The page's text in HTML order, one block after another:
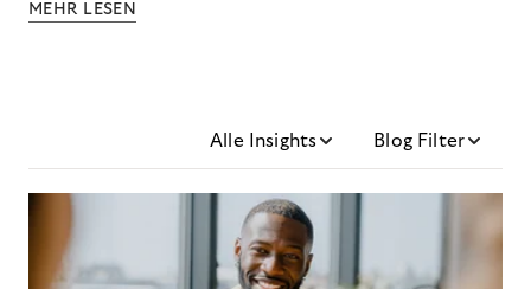
MEHR LESEN
Alle Insights Blog Filter